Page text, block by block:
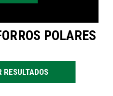
POLARES
RESULTADOS